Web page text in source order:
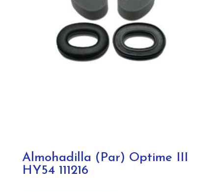
Almohadilla (Par) Optime III
HY54 111216